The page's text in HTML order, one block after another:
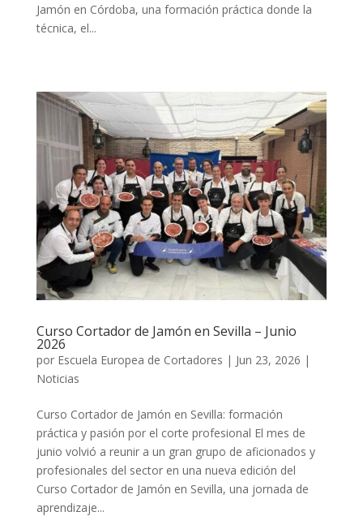
Jamón en Córdoba, una formación práctica donde la
técnica, el...
Curso Cortador de Jamón en Sevilla – Junio
2026
por Escuela Europea de Cortadores | Jun 23, 2026 |
Noticias
Curso Cortador de Jamón en Sevilla: formación
práctica y pasión por el corte profesional El mes de
junio volvió a reunir a un gran grupo de aficionados y
profesionales del sector en una nueva edición del
Curso Cortador de Jamón en Sevilla, una jornada de
aprendizaje...